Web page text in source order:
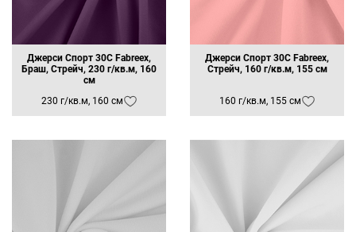
Джерси Спорт 30C Fabreex,
Браш, Стрейч, 230 г/кв.м, 160
см
230 г/кв.м, 160 см
Джерси Спорт 30C Fabreex,
Стрейч, 160 г/кв.м, 155 см
160 г/кв.м, 155 см
Ваш e-mail
ОТПРАВИТЬ